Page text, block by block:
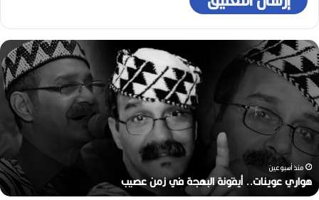
رحيل
المخرج
القدير
محمد
الأمين
مرباح
(1946-
2026)
منذ أسبوعين
رحيل المخرج القدير محمد الأمين مرباح (1946-2026)